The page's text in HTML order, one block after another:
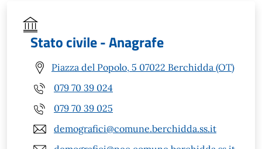
Stato civile - Anagrafe
Piazza del Popolo, 5 07022 Berchidda (OT)
079 70 39 024
079 70 39 025
demografici@comune.berchidda.ss.it